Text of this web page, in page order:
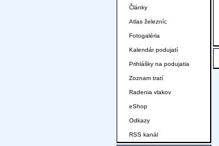
Články
Atlas železníc
Fotogaléria
Kalendár podujatí
Prihlášky na podujatia
Zoznam tratí
Radenia vlakov
eShop
Odkazy
RSS kanál